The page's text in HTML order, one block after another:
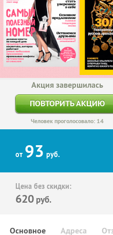
Акция завершилась
ПОВТОРИТЬ АКЦИЮ
Человек проголосовало: 14
от 93 руб.
Цена без скидки:
620 руб.
Основное Адреса